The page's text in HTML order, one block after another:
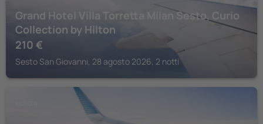
Grand Hotel Villa Torretta Milan Sesto, Curio
Collection by Hilton
210 €
Sesto San Giovanni, 28 agosto 2026, 2 notti